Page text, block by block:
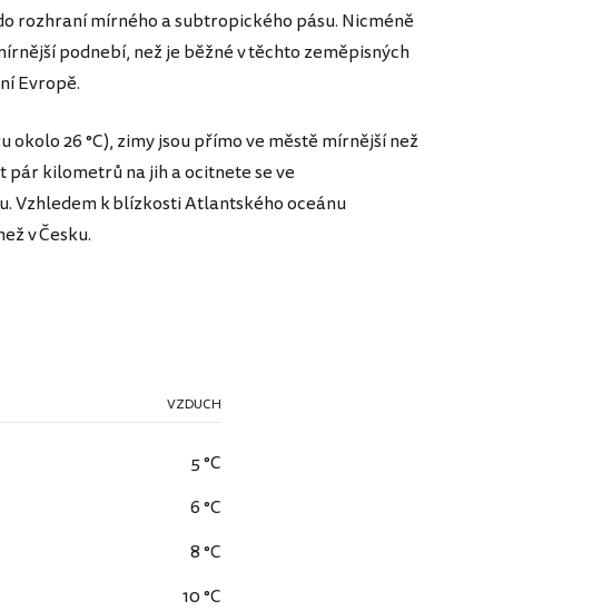
rozhraní mírného a subtropického pásu. Nicméně
podnebí, než je běžné v těchto zeměpisných
Evropě.
26 °C), zimy jsou přímo ve městě mírnější než
pár kilometrů na jih a ocitnete se ve
Vzhledem k blízkosti Atlantského oceánu
v Česku.
VZDUCH
5 °C
6 °C
8 °C
10 °C